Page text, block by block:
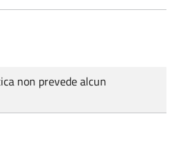
non prevede alcun